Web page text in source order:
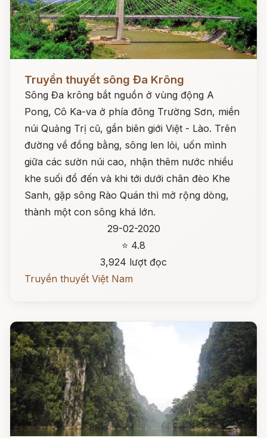
Đọc ngay
Truyền thuyết sông Đa Krông
Sông Đa krông bắt nguồn ở vùng động A
Pong, Cô Ka-va ở phía đông Trường Sơn, miền
núi Quảng Trị cũ, gần biên giới Việt - Lào. Trên
đường về đồng bằng, sông len lỏi, uốn mình
giữa các sườn núi cao, nhận thêm nước nhiều
khe suối đổ đến và khi tới dưới chân đèo Khe
Sanh, gặp sông Rào Quán thì mở rộng dòng,
thành một con sông khá lớn.
29-02-2020
⭐ 4.8
3,924 lượt đọc
Truyền thuyết Việt Nam